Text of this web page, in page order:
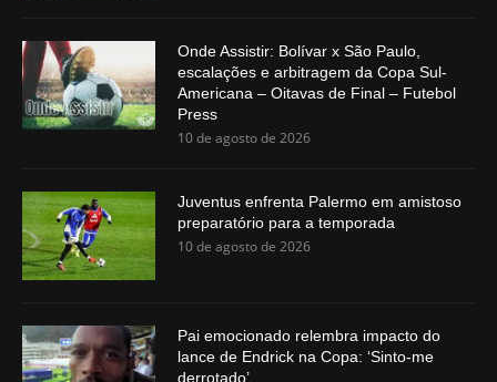
Onde Assistir: Bolívar x São Paulo,
escalações e arbitragem da Copa Sul-
Americana – Oitavas de Final – Futebol
Press
10 de agosto de 2026
Juventus enfrenta Palermo em amistoso
preparatório para a temporada
10 de agosto de 2026
Pai emocionado relembra impacto do
lance de Endrick na Copa: ‘Sinto-me
derrotado’